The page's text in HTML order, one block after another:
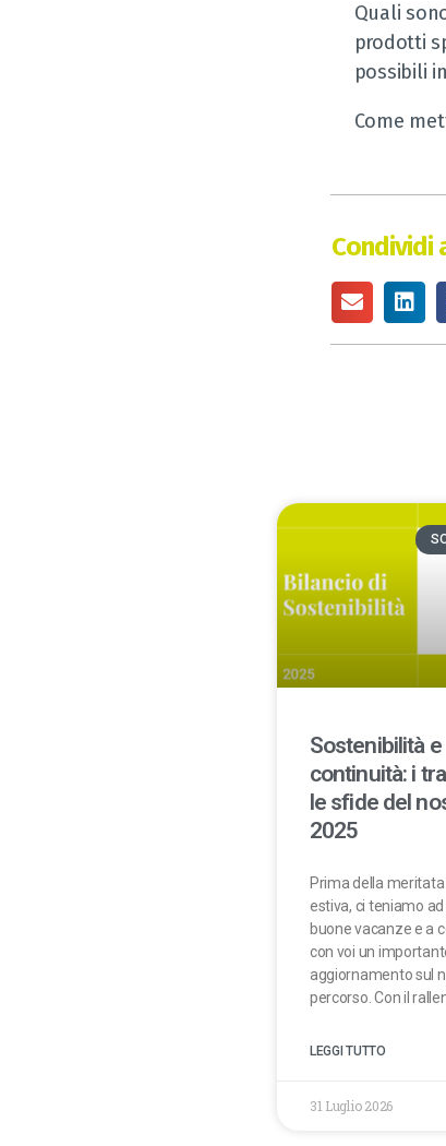
Quali
prodotti
possibili
Come
Condividi
Sostenibilità e
continuità: i
le sfide del
2025
Prima della
estiva, ci teniamo
buone vacanze e a
con voi un
aggiornamento sul
percorso. Con il
LEGGI TUTTO
31 Luglio 2026